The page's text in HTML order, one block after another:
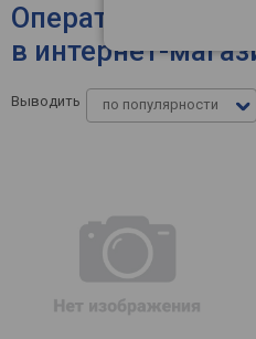
Оперативная
в интернет-
Выводить по популярности